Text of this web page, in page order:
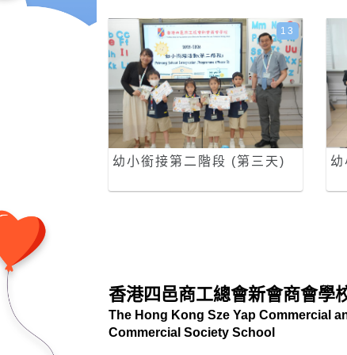
幼小銜接第二階段 (第三天)
13
香港四邑商工總會新會商會學
The Hong Kong Sze Yap Commercial
Commercial Society School